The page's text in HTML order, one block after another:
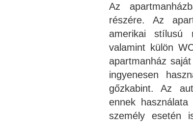
Az
részére. Az
amerikai stílusú
valamint külön
apartmanház
ingyenesen
gőzkabint. Az
ennek
személy esetén